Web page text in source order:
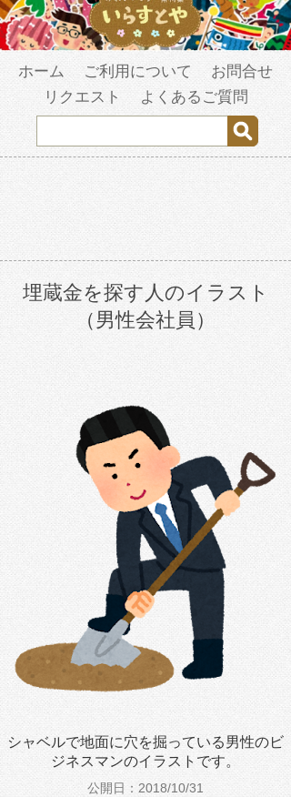
ホーム ご利用について
お問合せ
リクエスト
よくあるご質問
埋蔵金を探す人のイラスト
（男性会社員）
シャベルで地面に穴を掘っている男性のビ
ジネスマンのイラストです。
公開日：2018/10/31